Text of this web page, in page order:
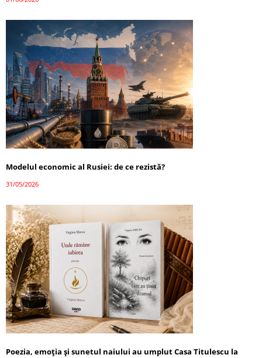
Modelul economic al Rusiei: de ce rezistă?
31/05/2026
Poezia, emoția și sunetul naiului au umplut Casa Titulescu la